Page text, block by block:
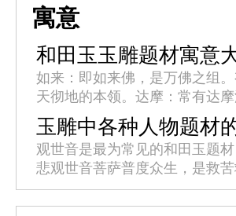
其实就是玉石之中价格最为低廉
那...
寓意
和田玉玉雕题材寓意
如来：即如来佛，是万佛之组
天彻地的本领。达摩：常有达
江，达摩过海，达摩面壁等造
玉雕中各种人物题材
意
观世音是最为常见的和田玉题
悲观世音菩萨普度众生，是救
的化身。人们常佩戴或供奉在
祈求平安吉祥。观音心性柔和